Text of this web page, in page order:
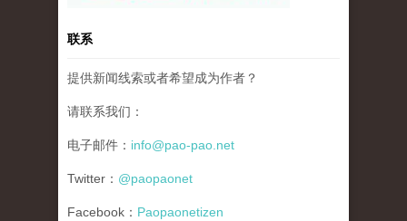
联系
提供新闻线索或者希望成为作者？
请联系我们：
电子邮件： info@pao-pao.net
Twitter： @paopaonet
Facebook： Paopaonetizen